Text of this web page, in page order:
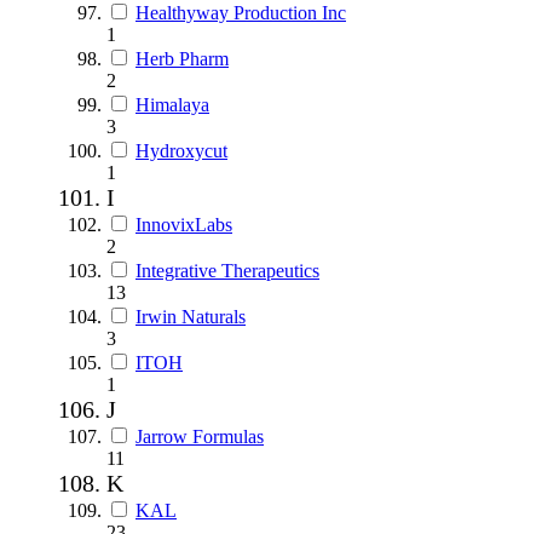
Healthyway Production Inc
1
Herb Pharm
2
Himalaya
3
Hydroxycut
1
I
InnovixLabs
2
Integrative Therapeutics
13
Irwin Naturals
3
ITOH
1
J
Jarrow Formulas
11
K
KAL